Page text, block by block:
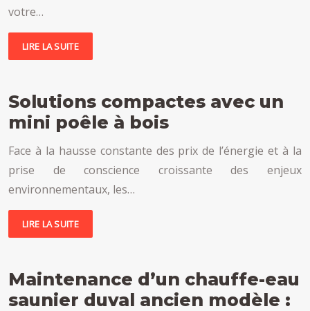
votre…
LIRE LA SUITE
Solutions compactes avec un
mini poêle à bois
Face à la hausse constante des prix de l’énergie et à la
prise de conscience croissante des enjeux
environnementaux, les…
LIRE LA SUITE
Maintenance d’un chauffe-eau
saunier duval ancien modèle :